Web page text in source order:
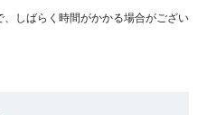
しばらく時間がかかる場合がござい